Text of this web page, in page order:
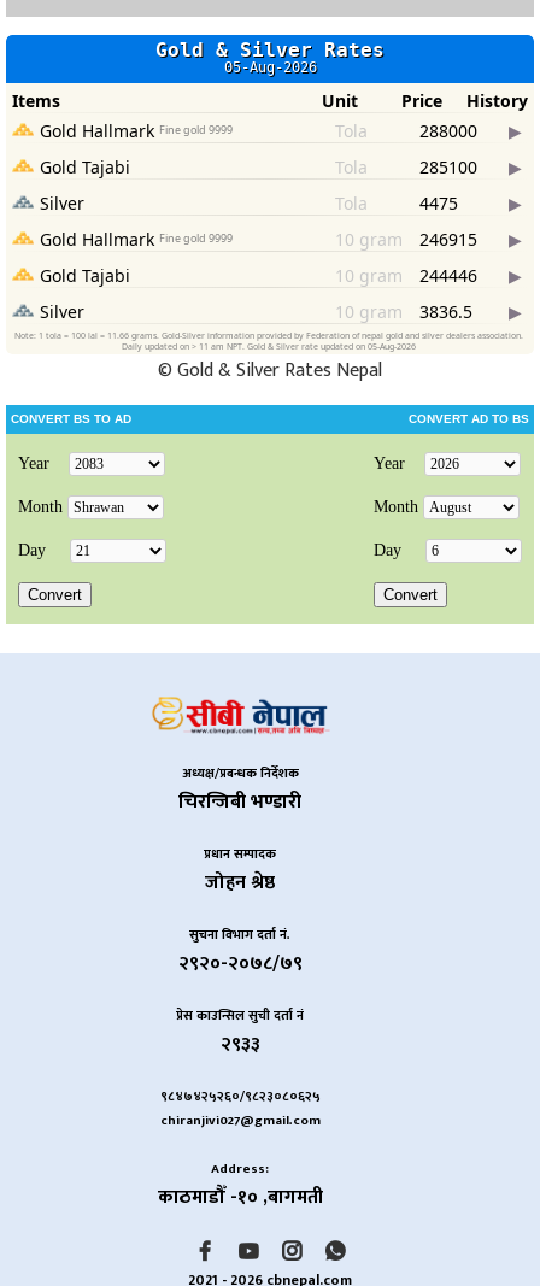
©Gold & Silver Rates Nepal
अध्यक्ष/प्रबन्धक निर्देशक
चिरन्जिबी भण्डारी
प्रधान सम्पादक
जोहन श्रेष्ठ
सुचना विभाग दर्ता नं.
२९२०-२०७८/७९
प्रेस काउन्सिल सुची दर्ता नं
२९३३
९८४७४२५२६०/९८२३०८०६२५
chiranjivi027@gmail.com
Address:
काठमाडौँ -१० ,बागमती
2021 - 2026 cbnepal.com